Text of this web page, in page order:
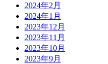
2024年2月
2024年1月
2023年12月
2023年11月
2023年10月
2023年9月